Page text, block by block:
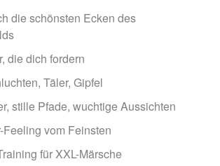
die schönsten Ecken des
die dich fordern
Täler, Gipfel
stille Pfade, wuchtige Aussichten
vom Feinsten
für XXL-Märsche